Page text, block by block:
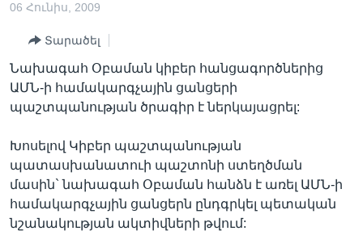
«ԱՄԵՐԻԿԱՅԻ ՁԱՅՆ»-Ի ԿԱՆՈՆԱԴՐՈՒԹՅՈՒՆ
ԿԱՊ ՄԵԶ ՀԵՏ
Learning English
ՀԵՏԵՒԵՔ ՄԵԶ
Լեզուներ
06 Հունիս, 2009
Տարածել
Նախագահ Օբաման կիբեր հանցագործներից
ԱՄՆ-ի համակարգչային ցանցերի
պաշտպանության ծրագիր է ներկայացրել:
Խոսելով Կիբեր պաշտպանության
պատասխանատուի պաշտոնի ստեղծման
մասին` նախագահ Օբաման հանձն է առել ԱՄՆ-ի
համակարգչային ցանցերն ընդգրկել պետական
նշանակության ակտիվների թվում: